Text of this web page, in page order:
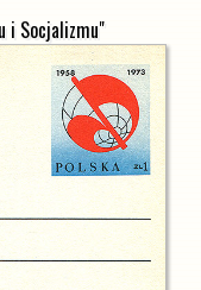
i Socjalizmu"